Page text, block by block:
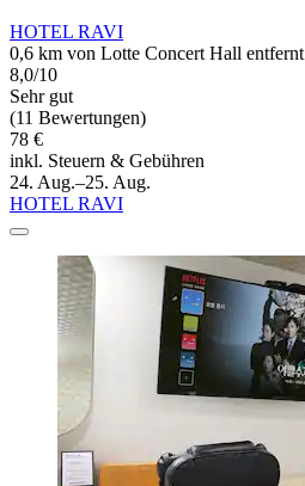
HOTEL RAVI
0,6 km von Lotte Concert Hall entfernt
8,0/10
Sehr gut
(11 Bewertungen)
78 €
inkl. Steuern & Gebühren
24. Aug.–25. Aug.
HOTEL RAVI